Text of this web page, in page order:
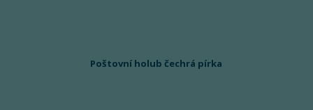
Poštovní holub čechrá pírka